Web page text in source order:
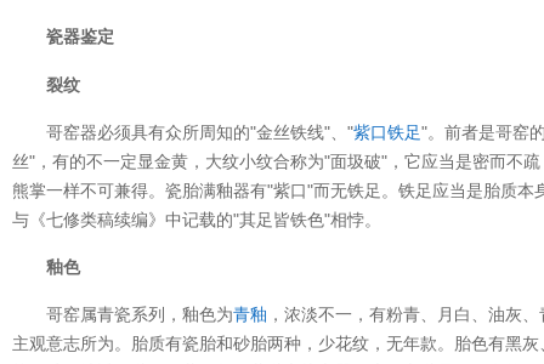
瓷器鉴定
裂纹
哥窑器必须具有众所周知的"金丝铁线"、"紫口铁足"。前者是哥窑
丝"，有的不一定显金黄，大纹小纹合称为"面圾破"，它应当是密而不
熊掌一样不可兼得。瓷胎满釉器有"紫口"而无铁足。铁足应当是胎质
与《七修类稿续编》中记载的"其足皆铁色"相悖。
釉色
哥窑属青瓷系列，釉色为青釉 ，浓淡不一，有粉青、月白、油灰
主观意志所为。胎质有瓷胎和砂胎两种，少花纹，无年款。胎色有黑